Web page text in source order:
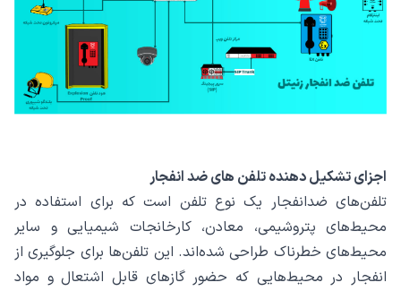
اجزای تشکیل دهنده تلفن های ضد انفجار
تلفن‌های ضدانفجار یک نوع تلفن است که برای استفاده در
محیط‌های پتروشیمی، معادن، کارخانجات شیمیایی و سایر
محیط‌های خطرناک طراحی شده‌اند. این تلفن‌ها برای جلوگیری از
انفجار در محیط‌هایی که حضور گازهای قابل اشتعال و مواد